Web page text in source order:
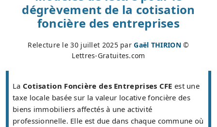
dégrèvement de la cotisation
foncière des entreprises
Relecture le30 juillet 2025parGaël THIRION©
Lettres-Gratuites.com
La Cotisation Foncière des Entreprises CFE est une
taxe locale basée sur la valeur locative foncière des
biens immobiliers affectés à une activité
professionnelle. Elle est due dans chaque commune où